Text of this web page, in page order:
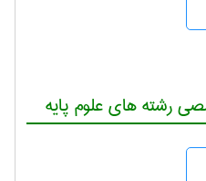
رشته های علوم پایه